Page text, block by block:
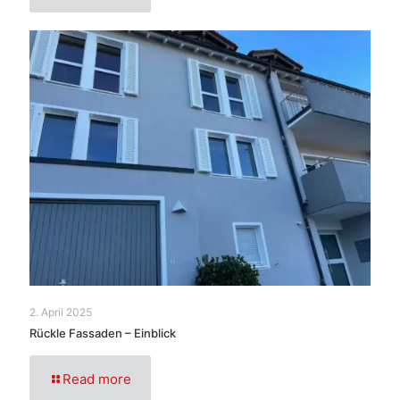
2. April 2025
Rückle Fassaden – Einblick
Read more